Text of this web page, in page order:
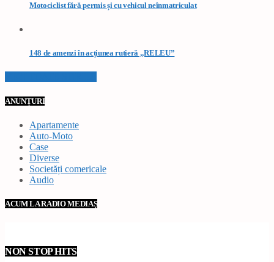
Motociclist fără permis și cu vehicul neînmatriculat
148 de amenzi în acțiunea rutieră „RELEU”
ANUNȚURI
Apartamente
Auto-Moto
Case
Diverse
Societăți comericale
Audio
ACUM LA RADIO MEDIAȘ
NON STOP HITS